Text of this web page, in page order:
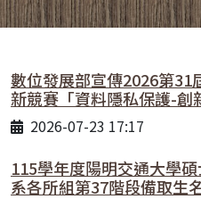
數位發展部宣傳2026第31
新競賽「資料隱私保護-創
2026-07-23 17:17
115學年度陽明交通大學
系各所組第37階段備取生